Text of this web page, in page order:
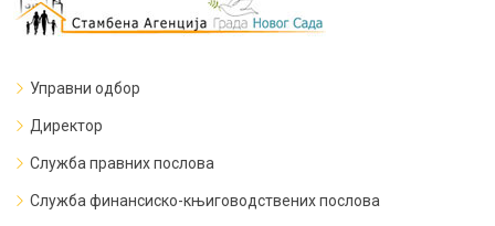
Управни одбор
Директор
Служба правних послова
Служба финансиско-књиговодствених послова